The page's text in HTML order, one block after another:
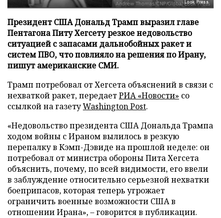
Look Press
Президент США Дональд Трамп выразил главе
Пентагона Питу Хегсету резкое недовольство
ситуацией с запасами дальнобойных ракет и
систем ПВО, что повлияло на решения по Ирану,
пишут американские СМИ.
Трамп потребовал от Хегсета объяснений в связи с
нехваткой ракет, передаетРИА «Новости» со
ссылкой на газетуWashington Post.
«Недовольство президента США Дональда Трампа
ходом войны с Ираном вылилось в резкую
перепалку в Кэмп-Дэвиде на прошлой неделе: он
потребовал от министра обороны Пита Хегсета
объяснить, почему, по всей видимости, его ввели
в заблуждение относительно серьезной нехватки
боеприпасов, которая теперь угрожает
ограничить военные возможности США в
отношении Ирана», – говорится в публикации.